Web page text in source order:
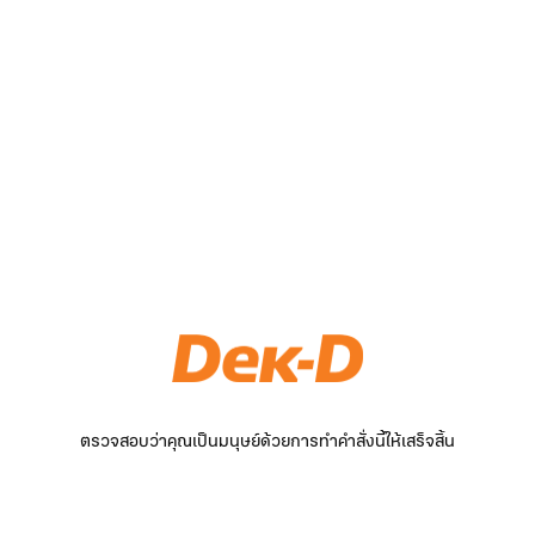
ตรวจสอบว่าคุณเป็นมนุษย์ด้วยการทำคำสั่งนี้ให้เสร็จสิ้น